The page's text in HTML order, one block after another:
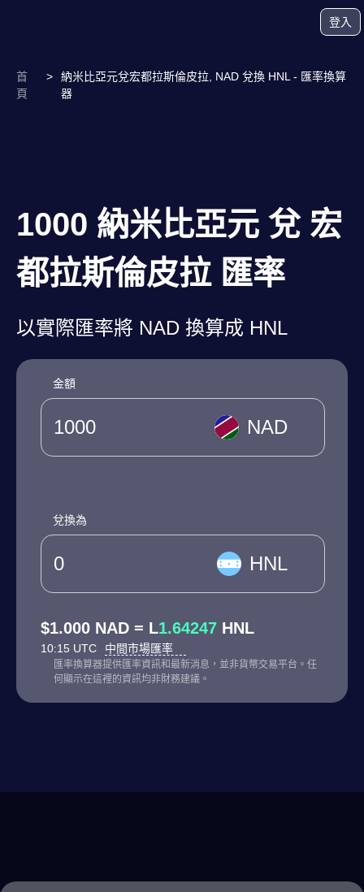
登入
首
頁
>
納米比亞元兌宏都拉斯倫皮拉, NAD 兌換 HNL - 匯率換算
器
1000 納米比亞元 兌 宏
都拉斯倫皮拉 匯率
以實際匯率將 NAD 換算成 HNL
金額
NAD
兌換為
HNL
$1.000 NAD = L1.64247 HNL
10:15 UTC 中間市場匯率
匯率換算器提供匯率資訊和最新消息，並非貨幣交易平台。任
何顯示在這裡的資訊均非財務建議。